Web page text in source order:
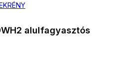
alulfagyasztós